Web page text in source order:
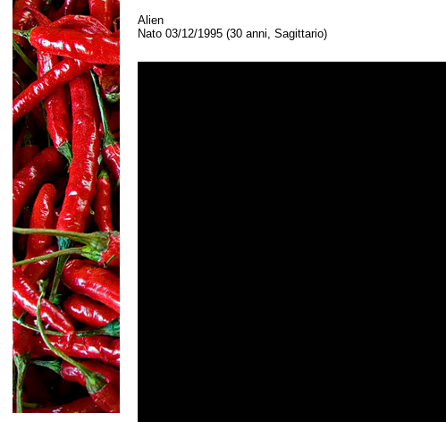
Alien
Nato 03/12/1995 (30 anni, Sagittario)